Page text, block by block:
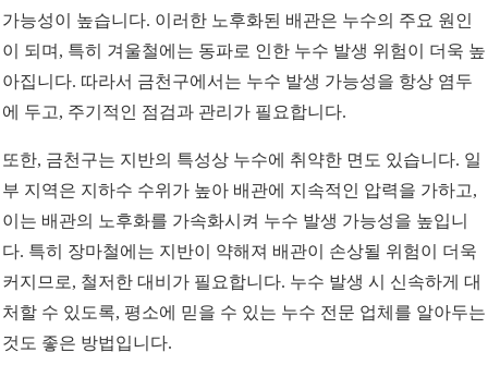
가능성이 높습니다. 이러한 노후화된 배관은 누수의 주요 원인
이 되며, 특히 겨울철에는 동파로 인한 누수 발생 위험이 더욱 높
아집니다. 따라서 금천구에서는 누수 발생 가능성을 항상 염두
에 두고, 주기적인 점검과 관리가 필요합니다.
또한, 금천구는 지반의 특성상 누수에 취약한 면도 있습니다. 일
부 지역은 지하수 수위가 높아 배관에 지속적인 압력을 가하고,
이는 배관의 노후화를 가속화시켜 누수 발생 가능성을 높입니
다. 특히 장마철에는 지반이 약해져 배관이 손상될 위험이 더욱
커지므로, 철저한 대비가 필요합니다. 누수 발생 시 신속하게 대
처할 수 있도록, 평소에 믿을 수 있는 누수 전문 업체를 알아두는
것도 좋은 방법입니다.